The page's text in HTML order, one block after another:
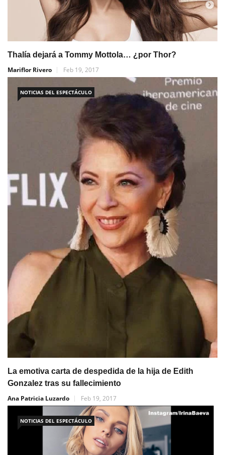
Thalía dejará a Tommy Mottola… ¿por Thor?
Mariflor Rivero
Feb 19, 2017
NOTICIAS DEL ESPECTÁCULO
La emotiva carta de despedida de la hija de Edith
Gonzalez tras su fallecimiento
Ana Patricia Luzardo
Feb 19, 2017
NOTICIAS DEL ESPECTÁCULO